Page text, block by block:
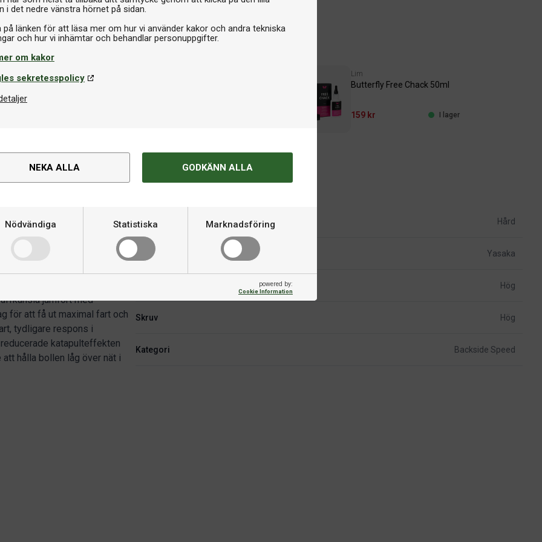
i det nedre vänstra hörnet på sidan.
på länken för att läsa mer om hur vi använder kakor och andra tekniska
om kakor
sekretesspolicy
NEKA ALLA GODKÄNN ALLA
Nödvändiga Statistiska Marknadsföring
powered by:
Cookie Information
Sponge Set 24-pack
Lim
Butterfly Free Chack 50ml
159 kr I lager
träffkänsla
för offensiva spelare
i sitt spel. Med ett
pingisgummi hög kvalitet i
och på längre avstånd.
jämfört med
för att få ut maximal fart och
tydligare respons i
katapulteffekten
hålla bollen låg över nät i
Om produkten
Hårdhet Hård
Varumärke Yasaka
Hög
Skruv Hög
Kategori Backside Speed